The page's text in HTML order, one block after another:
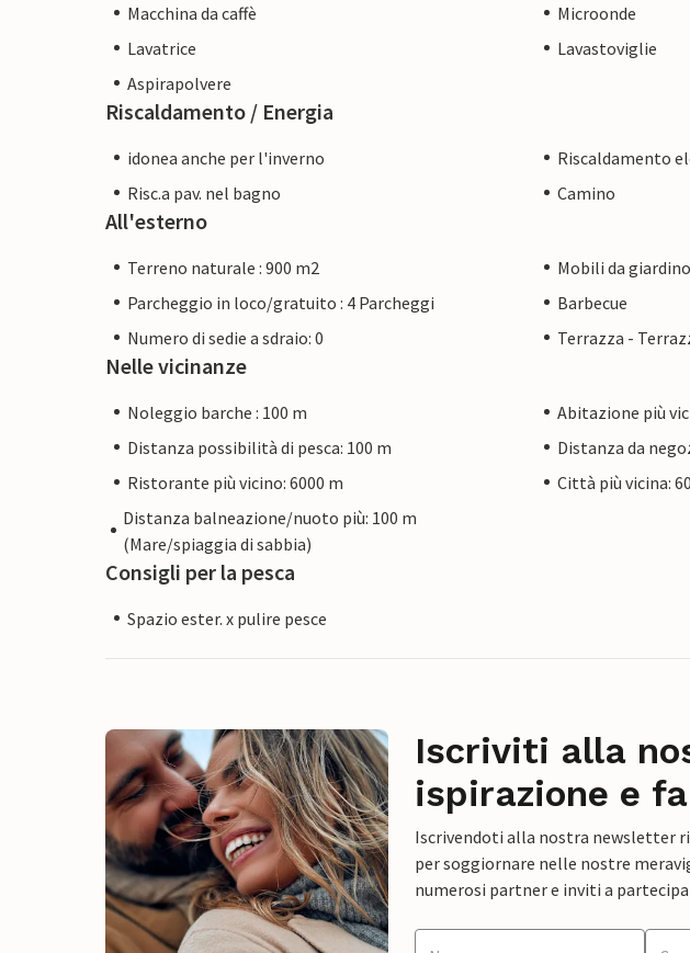
Macchina da caffè
Microonde
Lavatrice
Lavastoviglie
Aspirapolvere
Riscaldamento / Energia
idonea anche per l'inverno
Riscaldamento
Risc.a pav. nel bagno
Camino
All'esterno
Terreno naturale : 900 m2
Mobili da giardino
Parcheggio in loco/gratuito : 4 Parcheggi
Barbecue
Numero di sedie a sdraio: 0
Terrazza -
Nelle vicinanze
Noleggio barche : 100 m
Abitazione più
Distanza possibilità di pesca: 100 m
Distanza da
Ristorante più vicino: 6000 m
Città più vicina:
Distanza balneazione/nuoto più: 100 m
(Mare/spiaggia di sabbia)
Consigli per la pesca
Spazio ester. x pulire pesce
Iscriviti alla
ispirazione e
Iscrivendoti alla nostra newsletter
per soggiornare nelle nostre
numerosi partner e inviti a